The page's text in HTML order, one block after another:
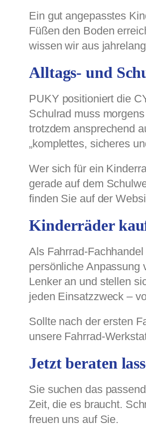
Ein gut angepasstes
Füßen den Boden
wissen wir aus
Alltags- und
PUKY positioniert die
Schulrad muss
trotzdem ansprechend
„komplettes, sicheres
Wer sich für ein
gerade auf dem
finden Sie auf der
Kinderräder
Als Fahrrad-
persönliche Anpassung
Lenker an und stellen
jeden Einsatzzweck –
Sollte nach der ersten
unsere Fahrrad-
Jetzt beraten
Sie suchen das
Zeit, die es braucht.
freuen uns auf Sie.